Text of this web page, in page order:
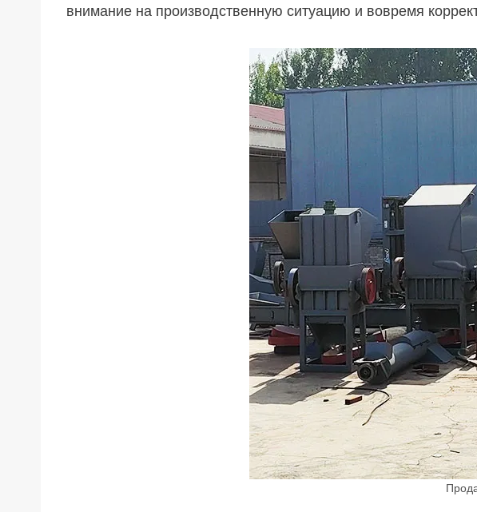
внимание на производственную ситуацию и вовремя